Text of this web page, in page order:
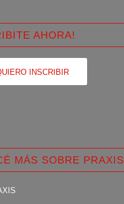
AHORA!
INSCRIBIR
MÁS SOBRE PRAXIS